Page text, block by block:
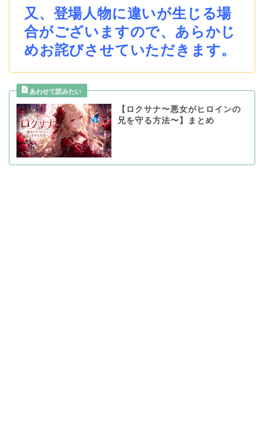
又、登場人物に違いが生じる場
合がございますので、あらかじ
めお詫びさせていただきます。
【ロクサナ〜悪女がヒロインの
兄を守る方法〜】まとめ